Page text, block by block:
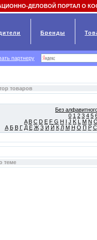
товаров
Без
0 1 2 3 4 5
A B C D E F G H I J K L M N
А Б В Г Д Е Ж З И Й К Л М Н О П Р С
теме
ДЕЛОВОЙ ПОРТАЛ О
Бренды
партнеру